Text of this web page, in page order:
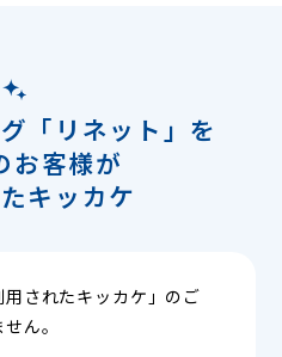
「リネット」を
お客様が
キッカケ
されたキッカケ」のご
ん。